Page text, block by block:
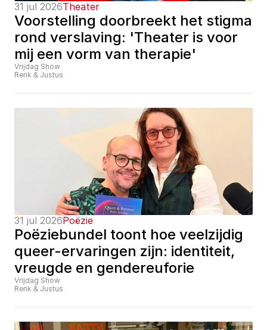
31 jul 2026Theater
Voorstelling doorbreekt het stigma
rond verslaving: 'Theater is voor
mij een vorm van therapie'
Vrijdag Show
Renk & Justus
31 jul 2026Poëzie
Poëziebundel toont hoe veelzijdig
queer-ervaringen zijn: identiteit,
vreugde en gendereuforie
Vrijdag Show
Renk & Justus